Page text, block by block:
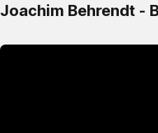
Joachim Behrendt -